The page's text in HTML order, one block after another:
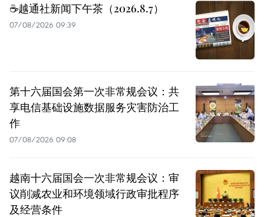
☕️越通社新闻下午茶（2026.8.7）
07/08/2026 09:39
第十六届国会第一次非常规会议：共
享电信基础设施数据服务灾害防治工
作
07/08/2026 09:08
越南十六届国会一次非常规会议：审
议削减农业和环境领域行政审批程序
及经营条件